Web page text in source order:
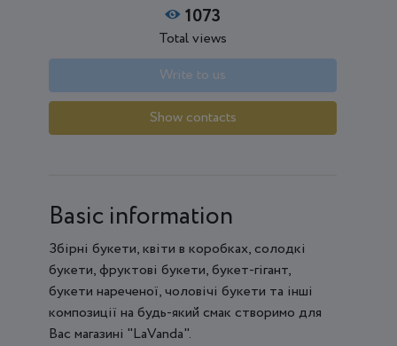
1073
Total views
Write to us
Show contacts
Basic information
Збірні букети, квіти в коробках, солодкі
букети, фруктові букети, букет-гігант,
букети нареченої, чоловічі букети та інші
композиції на будь-який смак створимо для
Вас магазині "LaVanda".